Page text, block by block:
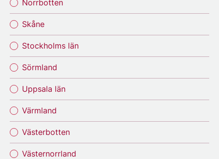
Norrbotten
Skåne
Stockholms län
Sörmland
Uppsala län
Värmland
Västerbotten
Västernorrland